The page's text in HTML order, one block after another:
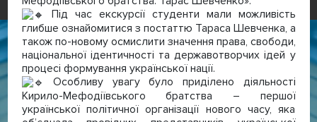
Під час екскурсії студенти мали можливість
глибше ознайомитися з постаттю Тараса Шевченка, а
також по-новому осмислити значення права, свободи,
національної ідентичності та державотворчих ідей у
процесі формування української нації.
Особливу увагу було приділено діяльності
Кирило-Мефодіївського братства – першої
української політичної організації нового часу, яка